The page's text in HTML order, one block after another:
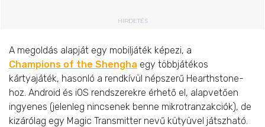
HIRDETÉS
A megoldás alapját egy mobiljáték képezi, a
Champions of the Shengha egy többjátékos
kártyajáték, hasonló a rendkívül népszerű Hearthstone-
hoz. Android és iOS rendszerekre érhető el, alapvetően
ingyenes (jelenleg nincsenek benne mikrotranzakciók), de
kizárólag egy Magic Transmitter nevű kütyüvel játszható.